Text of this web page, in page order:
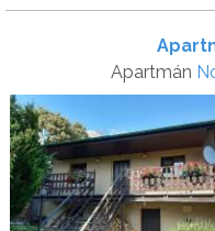
Apartmán